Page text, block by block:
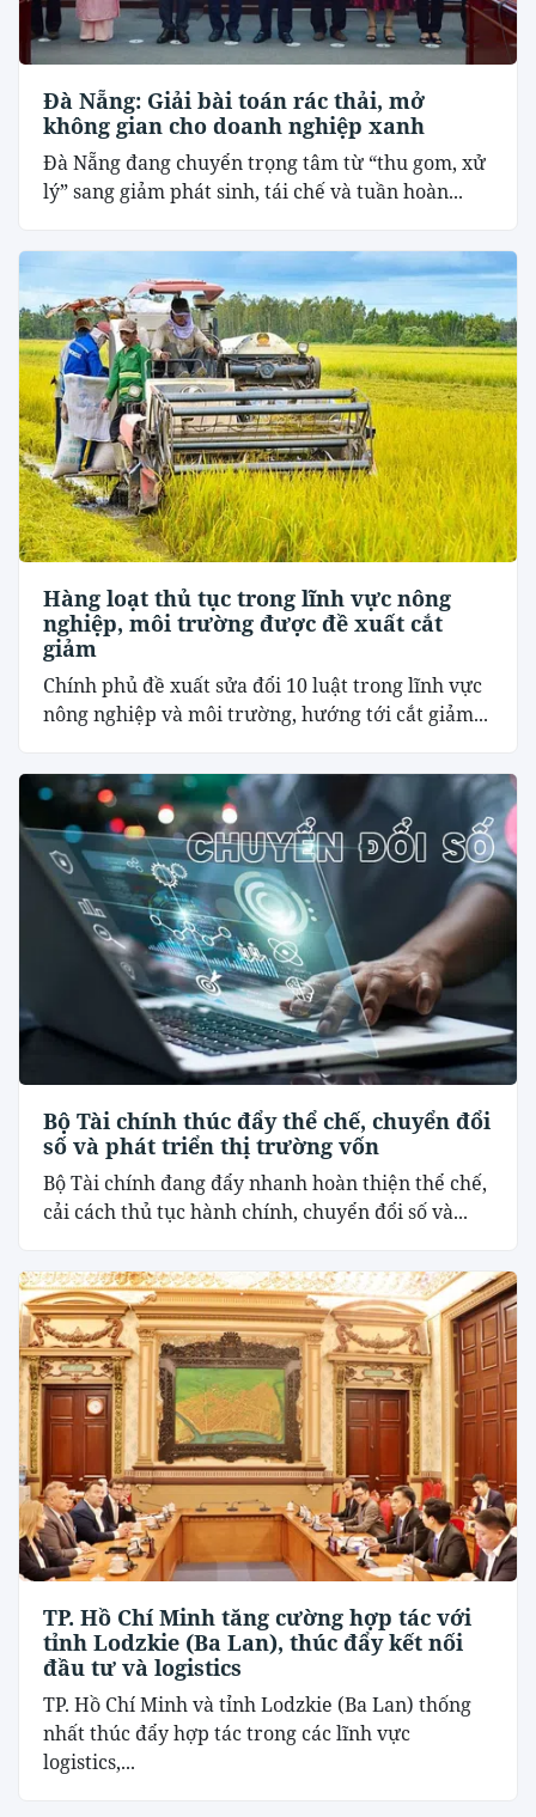
Đà Nẵng: Giải bài toán rác thải, mở
không gian cho doanh nghiệp xanh
Đà Nẵng đang chuyển trọng tâm từ “thu gom, xử
lý” sang giảm phát sinh, tái chế và tuần hoàn...
Hàng loạt thủ tục trong lĩnh vực nông
nghiệp, môi trường được đề xuất cắt
giảm
Chính phủ đề xuất sửa đổi 10 luật trong lĩnh vực
nông nghiệp và môi trường, hướng tới cắt giảm...
Bộ Tài chính thúc đẩy thể chế, chuyển đổi
số và phát triển thị trường vốn
Bộ Tài chính đang đẩy nhanh hoàn thiện thể chế,
cải cách thủ tục hành chính, chuyển đổi số và...
TP. Hồ Chí Minh tăng cường hợp tác với
tỉnh Lodzkie (Ba Lan), thúc đẩy kết nối
đầu tư và logistics
TP. Hồ Chí Minh và tỉnh Lodzkie (Ba Lan) thống
nhất thúc đẩy hợp tác trong các lĩnh vực
logistics,...